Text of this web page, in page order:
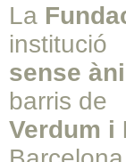
La
institució
sense
barris de
Verdum i